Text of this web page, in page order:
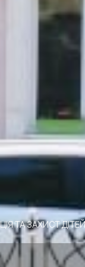
ТА ЗАХИСТ ДІТЕЙ